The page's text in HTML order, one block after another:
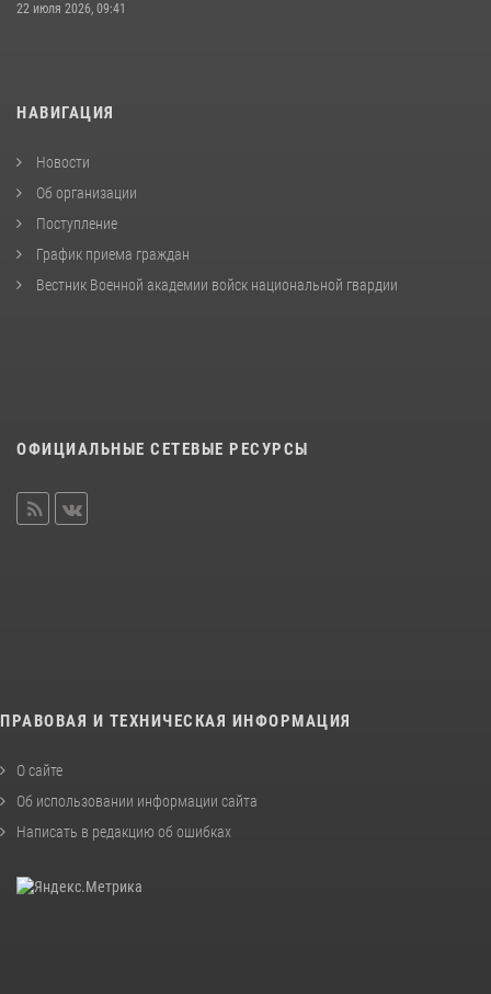
22 июля 2026, 09:41
НАВИГАЦИЯ
Новости
Об организации
Поступление
График приема граждан
Вестник Военной академии войск национальной гвардии
ОФИЦИАЛЬНЫЕ СЕТЕВЫЕ РЕСУРСЫ
ПРАВОВАЯ И ТЕХНИЧЕСКАЯ ИНФОРМАЦИЯ
О сайте
Об использовании информации сайта
Написать в редакцию об ошибках